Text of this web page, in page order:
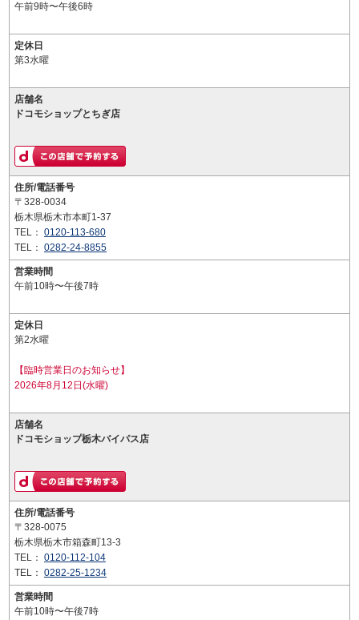
午前9時〜午後6時
定休日
第3水曜
店舗名
ドコモショップとちぎ店
住所/電話番号
〒328-0034
栃木県栃木市本町1-37
TEL： 0120-113-680
TEL： 0282-24-8855
営業時間
午前10時〜午後7時
定休日
第2水曜
【臨時営業日のお知らせ】
2026年8月12日(水曜)
店舗名
ドコモショップ栃木バイパス店
住所/電話番号
〒328-0075
栃木県栃木市箱森町13-3
TEL： 0120-112-104
TEL： 0282-25-1234
営業時間
午前10時〜午後7時